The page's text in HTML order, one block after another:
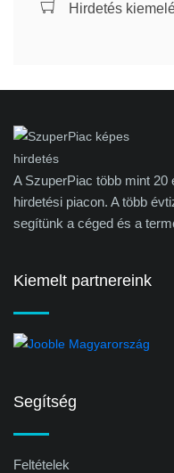
Hirdetés
A SzuperPiac több mint 20
hirdetési piacon. A több
segítünk a céged és a
Kiemelt partnereink
Segítség
Feltételek